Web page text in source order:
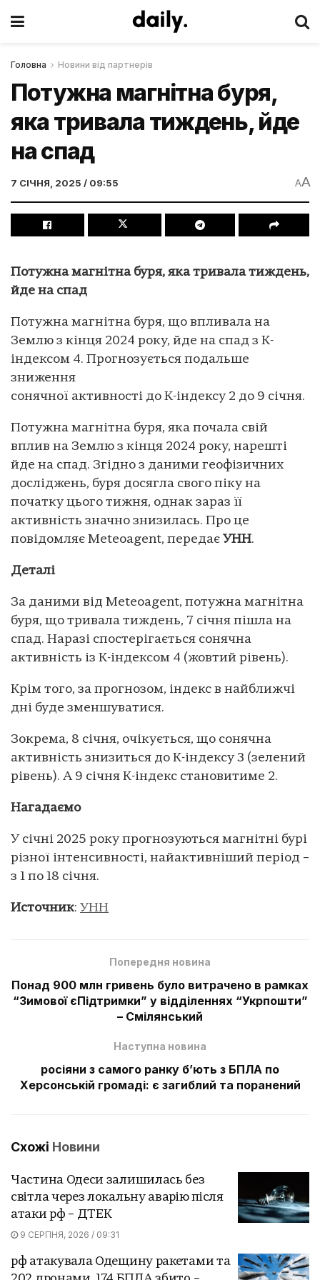
Головна Новини від партнерів
Потужна магнітна буря,
яка тривала тиждень, йде
на спад
7 СІЧНЯ, 2025 / 09:55 AA
Потужна магнітна буря, яка тривала тиждень,
йде на спад
Потужна магнітна буря, що впливала на
Землю з кінця 2024 року, йде на спад з К-
індексом 4. Прогнозується подальше
зниження
сонячної активності до К-індексу 2 до 9 січня.
Потужна магнітна буря, яка почала свій
вплив на Землю з кінця 2024 року, нарешті
йде на спад. Згідно з даними геофізичних
досліджень, буря досягла свого піку на
початку цього тижня, однак зараз її
активність значно знизилась. Про це
повідомляє Meteoagent, передає УНН.
Деталі
За даними від Meteoagent, потужна магнітна
буря, що тривала тиждень, 7 січня пішла на
спад. Наразі спостерігається сонячна
активність із К-індексом 4 (жовтий рівень).
Крім того, за прогнозом, індекс в найближчі
дні буде зменшуватися.
Зокрема, 8 січня, очікується, що сонячна
активність знизиться до К-індексу 3 (зелений
рівень). А 9 січня К-індекс становитиме 2.
Нагадаємо
У січні 2025 року прогнозуються магнітні бурі
різної інтенсивності, найактивніший період –
з 1 по 18 січня.
Источник: УНН
Попередня новина
Понад 900 млн гривень було витрачено в рамках
“Зимової єПідтримки” у відділеннях “Укрпошти”
– Смілянський
Наступна новина
росіяни з самого ранку бʼють з БПЛА по
Херсонській громаді: є загиблий та поранений
Схожі Новини
Частина Одеси залишилась без
світла через локальну аварію після
атаки рф – ДТЕК
9 СЕРПНЯ, 2026 / 09:31
рф атакувала Одещину ракетами та